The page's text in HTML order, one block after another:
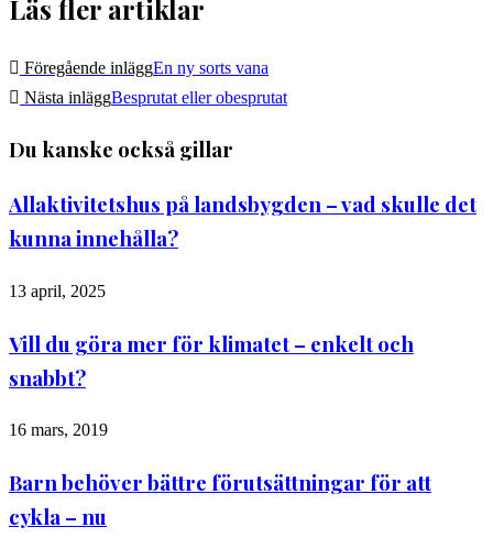
Läs fler artiklar
Föregående inläggEn ny sorts vana
Nästa inläggBesprutat eller obesprutat
Du kanske också gillar
Allaktivitetshus på landsbygden – vad skulle det
kunna innehålla?
13 april, 2025
Vill du göra mer för klimatet – enkelt och
snabbt?
16 mars, 2019
Barn behöver bättre förutsättningar för att
cykla – nu